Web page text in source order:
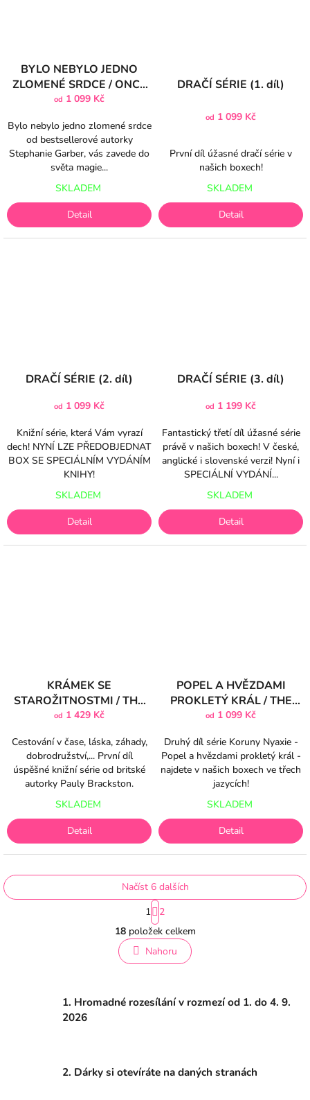
BYLO NEBYLO JEDNO
ZLOMENÉ SRDCE / ONCE
UPON A BROKEN HEART
od 1 099 Kč
Bylo nebylo jedno zlomené srdce
od bestsellerové autorky
Stephanie Garber, vás zavede do
světa magie...
SKLADEM
Detail
DRAČÍ SÉRIE (1. díl)
od 1 099 Kč
První díl úžasné dračí série v
našich boxech!
SKLADEM
Detail
DRAČÍ SÉRIE (2. díl)
od 1 099 Kč
Knižní série, která Vám vyrazí
dech! NYNÍ LZE PŘEDOBJEDNAT
BOX SE SPECIÁLNÍM VYDÁNÍM
KNIHY!
SKLADEM
Detail
DRAČÍ SÉRIE (3. díl)
od 1 199 Kč
Fantastický třetí díl úžasné série
právě v našich boxech! V české,
anglické i slovenské verzi! Nyní i
SPECIÁLNÍ VYDÁNÍ...
SKLADEM
Detail
KRÁMEK SE
STAROŽITNOSTMI / THE
LITTLE SHOP OF FOUND
od 1 429 Kč
Cestování v čase, láska, záhady,
dobrodružství,... První díl
úspěšné knižní série od britské
autorky Pauly Brackston.
SKLADEM
Detail
POPEL A HVĚZDAMI
PROKLETÝ KRÁL / THE
ASHES AND THE STAR-
od 1 099 Kč
Druhý díl série Koruny Nyaxie -
Popel a hvězdami prokletý král -
najdete v našich boxech ve třech
jazycích!
SKLADEM
Detail
O
v
l
á
c
k
Načíst 6 dalších
S
t
r
á
n
k
á
n
1
2
18položek celkem
Nahoru
1. Hromadné rozesílání v rozmezí od 1. do 4. 9.
2026
2. Dárky si otevíráte na daných stranách